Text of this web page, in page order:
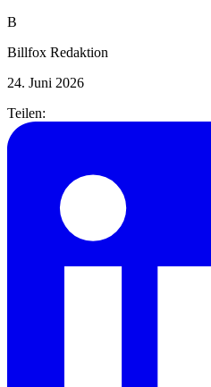
B
Billfox Redaktion
24. Juni 2026
Teilen: